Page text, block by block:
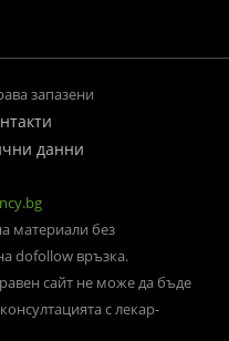
запазени
данни
материали без
dofollow връзка.
сайт не може да бъде
с лекар-